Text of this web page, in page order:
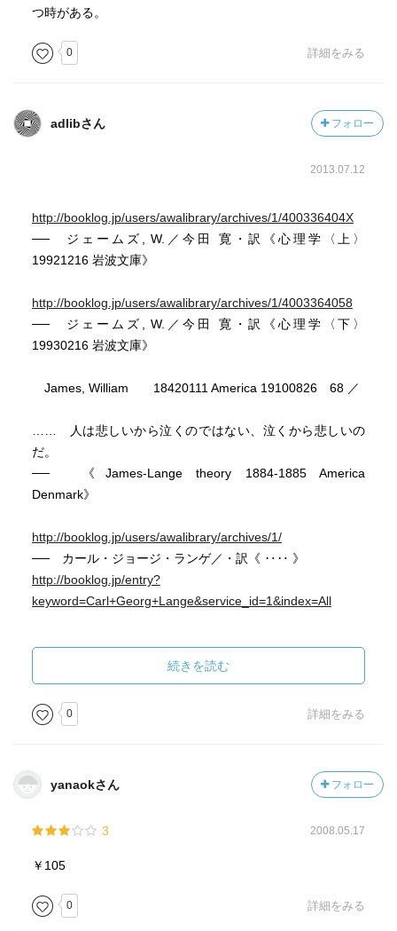
つ時がある。
0 詳細をみる
adlibさん フォロー
2013.07.12
http://booklog.jp/users/awalibrary/archives/1/400336404X
── ジェームズ, W.／今田 寛・訳《心理学〈上〉
19921216 岩波文庫》
http://booklog.jp/users/awalibrary/archives/1/4003364058
── ジェームズ, W.／今田 寛・訳《心理学〈下〉
19930216 岩波文庫》
James, William 18420111 America 19100826 68 ／
…… 人は悲しいから泣くのではない、泣くから悲しいの
だ。
── 《James-Lange theory 1884-1885 America
Denmark》
http://booklog.jp/users/awalibrary/archives/1/
── カール・ジョージ・ランゲ／・訳《 ‥‥ 》
http://booklog.jp/entry?
keyword=Carl+Georg+Lange&service_id=1&index=All
◇
出すのはいつ
ごろ？
http://q.hatena.ne.jp/1373585923#a1207597
（No.1
人は悲しいから泣くのではない、泣くから悲しいのだ
（James-Lange）。
続きを読む
0 詳細をみる
yanaokさん フォロー
3 2008.05.17
￥105
0 詳細をみる